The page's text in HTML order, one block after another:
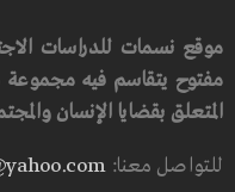
موقع نسمات للدراسات
مفتوح يتقاسم فيه مجموعة
المتعلق بقضايا الإنسان
للتواصل معنا: